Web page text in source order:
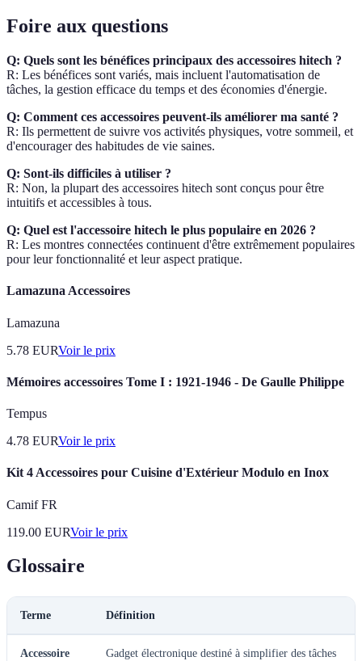
Foire aux questions
Q: Quels sont les bénéfices principaux des accessoires hitech ?
R: Les bénéfices sont variés, mais incluent l'automatisation de
tâches, la gestion efficace du temps et des économies d'énergie.
Q: Comment ces accessoires peuvent-ils améliorer ma santé ?
R: Ils permettent de suivre vos activités physiques, votre sommeil, et
d'encourager des habitudes de vie saines.
Q: Sont-ils difficiles à utiliser ?
R: Non, la plupart des accessoires hitech sont conçus pour être
intuitifs et accessibles à tous.
Q: Quel est l'accessoire hitech le plus populaire en 2026 ?
R: Les montres connectées continuent d'être extrêmement populaires
pour leur fonctionnalité et leur aspect pratique.
Lamazuna Accessoires
Lamazuna
5.78 EURVoir le prix
Mémoires accessoires Tome I : 1921-1946 - De Gaulle Philippe
Tempus
4.78 EURVoir le prix
Kit 4 Accessoires pour Cuisine d'Extérieur Modulo en Inox
Camif FR
119.00 EURVoir le prix
Glossaire
Terme Définition
Accessoire
Gadget électronique destiné à simplifier des tâches